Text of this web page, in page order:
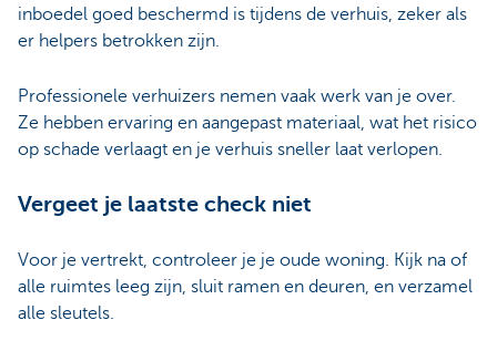
inboedel goed beschermd is tijdens de verhuis, zeker als
er helpers betrokken zijn.
Professionele verhuizers nemen vaak werk van je over.
Ze hebben ervaring en aangepast materiaal, wat het risico
op schade verlaagt en je verhuis sneller laat verlopen.
Vergeet je laatste check niet
Voor je vertrekt, controleer je je oude woning. Kijk na of
alle ruimtes leeg zijn, sluit ramen en deuren, en verzamel
alle sleutels.